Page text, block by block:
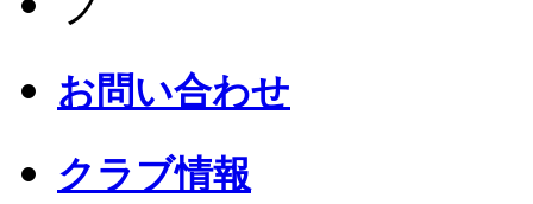
お問い合わせ
クラブ情報